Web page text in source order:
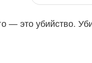
— это убийство.